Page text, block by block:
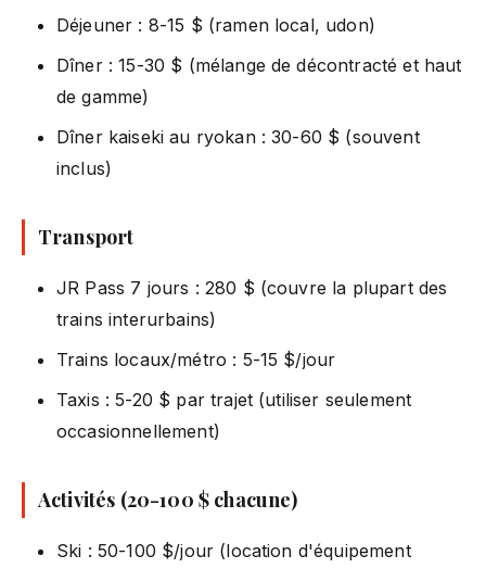
Déjeuner : 8-15 $ (ramen local, udon)
Dîner : 15-30 $ (mélange de décontracté et haut
de gamme)
Dîner kaiseki au ryokan : 30-60 $ (souvent
inclus)
Transport
JR Pass 7 jours : 280 $ (couvre la plupart des
trains interurbains)
Trains locaux/métro : 5-15 $/jour
Taxis : 5-20 $ par trajet (utiliser seulement
occasionnellement)
Activités (20-100 $ chacune)
Ski : 50-100 $/jour (location d'équipement